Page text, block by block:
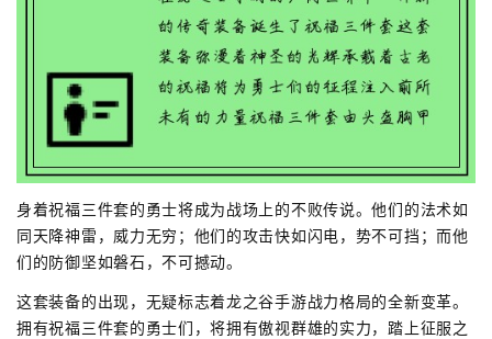
身着祝福三件套的勇士将成为战场上的不败传说。他们的法术如
同天降神雷，威力无穷；他们的攻击快如闪电，势不可挡；而他
们的防御坚如磐石，不可撼动。
这套装备的出现，无疑标志着龙之谷手游战力格局的全新变革。
拥有祝福三件套的勇士们，将拥有傲视群雄的实力，踏上征服之